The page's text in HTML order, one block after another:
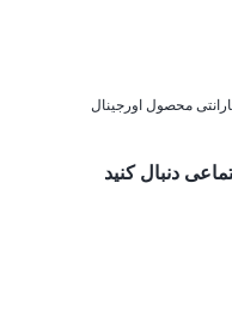
محصول اورجینال
دنبال کنید